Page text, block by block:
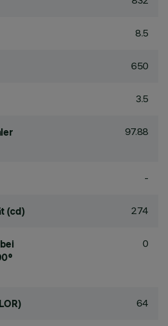
8.5
650
3.5
97.88
-
(cd) 274
0
64